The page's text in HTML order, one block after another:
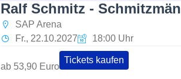
Ralf Schmitz - Schmitzmän
SAP Arena
Fr., 22.10.2027
18:00 Uhr
ab 53,90 Euro
Tickets kaufen